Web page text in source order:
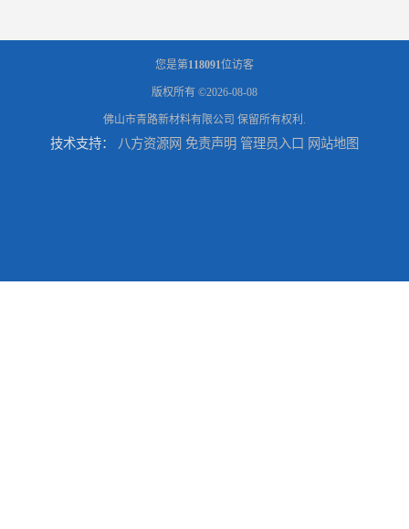
您是第118091位访客
版权所有 ©2026-08-08
佛山市青路新材料有限公司 保留所有权利.
技术支持： 八方资源网 免责声明 管理员入口 网站地图